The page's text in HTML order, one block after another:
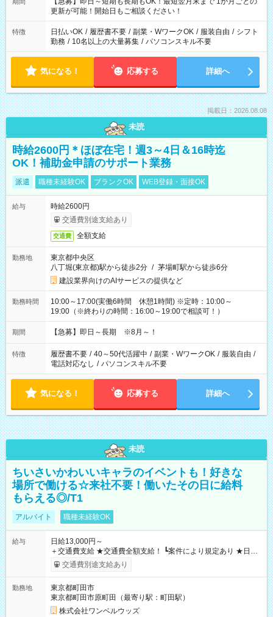
更新が可能！開始日もご相談ください！
特徴 日払いOK / 履歴書不要 / 副業・WワークOK / 服装自由 / シフト
勤務 / 10名以上の大量募集 / パソコンスキル不要
気になる！ 応募する 詳細へ
掲載日：2026.08.08
未読
時給2600円＊ほぼ在宅！週3～4日＆16時迄
OK！補助金申請のサポート業務
派遣 職種未経験OK ブランクOK WEB登録・面接OK
給与
時給2600円
交通費別途支給あり
交通費 全額支給
勤務地
東京都中央区
八丁堀(東京都)駅から徒歩2分 / 茅場町駅から徒歩6分
建設業界向けのAIサービスの提供など
勤務時間
10:00～17:00(実働6時間 休憩1時間) ※定時：10:00～
19:00（※終わりの時間：16:00～19:00で相談可！）
期間 【急募】即日～長期 ※8月～！
特徴 履歴書不要 / 40～50代活躍中 / 副業・WワークOK / 服装自由 /
電話対応なし / パソコンスキル不要
気になる！ 応募する 詳細へ
未読
ちいさいかわいいキャラのイベントも！好きな
場所で働ける☆来社不要！働いたその日に給料
もらえる◎/T1
アルバイト 職種未経験OK
給与
日給13,000円～
＋交通費支給 ★交通費全額支給！ ┗案件により規定あり ★日払
いOK！（規定あり） ┗働いたその日に現金GET♪ お仕事後はコ
ンビニATMから 日払い分を引き落とせます！ 【試用期間】試
交通費別途支給あり
勤務地
東京都町田市
東京都町田市原町田（最寄り駅：町田駅）
株式会社ワンベルウッズ